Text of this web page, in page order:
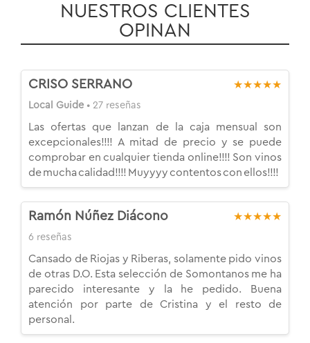
NUESTROS CLIENTES
OPINAN
CRISO SERRANO ★★★★★
Local Guide • 27 reseñas
Las ofertas que lanzan de la caja mensual son
excepcionales!!!! A mitad de precio y se puede
comprobar en cualquier tienda online!!!! Son vinos
de mucha calidad!!!! Muyyyy contentos con ellos!!!!
Ramón Núñez Diácono ★★★★★
6 reseñas
Cansado de Riojas y Riberas, solamente pido vinos
de otras D.O. Esta selección de Somontanos me ha
parecido interesante y la he pedido. Buena
atención por parte de Cristina y el resto de
personal.